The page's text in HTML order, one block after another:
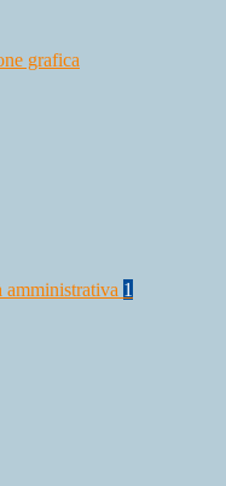
grafica
amministrativa 1